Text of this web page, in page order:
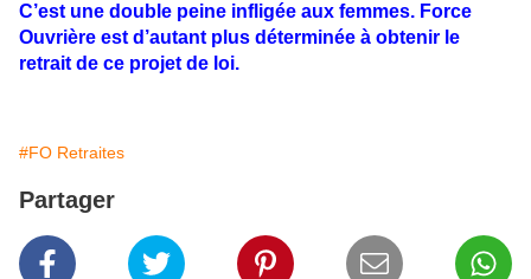
C’est une double peine infligée aux femmes. Force
Ouvrière est d’autant plus déterminée à obtenir le
retrait de ce projet de loi.
#FO Retraites
Partager